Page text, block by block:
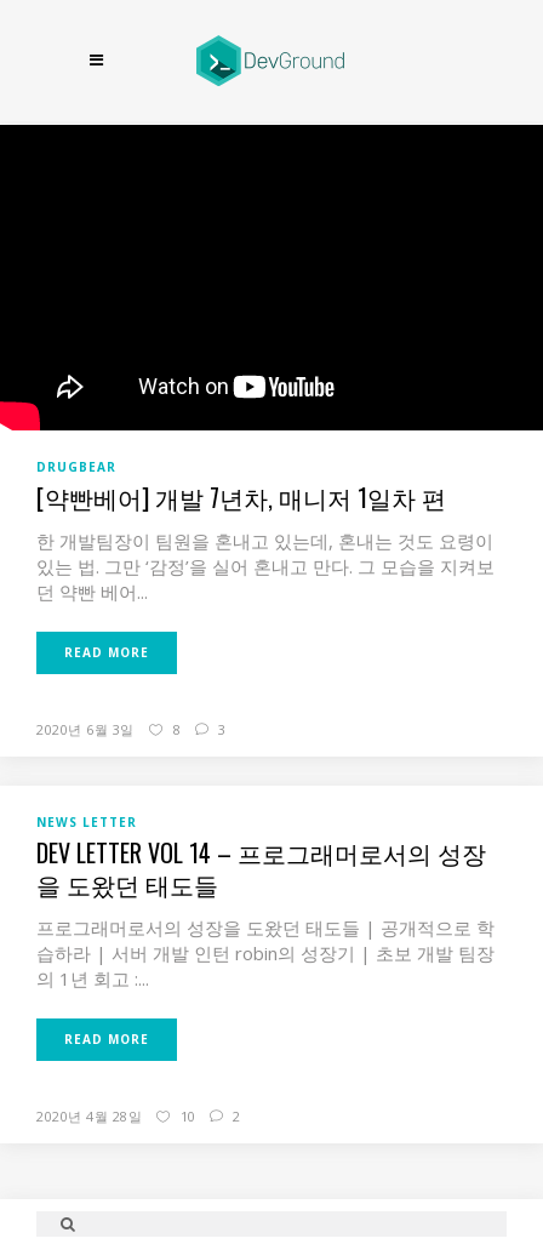
DRUGBEAR
[약빤베어] 개발 7년차, 매니저 1일차 편
한 개발팀장이 팀원을 혼내고 있는데, 혼내는 것도 요령이
있는 법. 그만 ‘감정’을 실어 혼내고 만다. 그 모습을 지켜보
던 약빤 베어...
READ MORE
2020년 6월 3일 8 3
NEWS LETTER
DEV LETTER VOL 14 – 프로그래머로서의 성장
을 도왔던 태도들
프로그래머로서의 성장을 도왔던 태도들 | 공개적으로 학
습하라 | 서버 개발 인턴 robin의 성장기 | 초보 개발 팀장
의 1년 회고 :...
READ MORE
2020년 4월 28일 10 2